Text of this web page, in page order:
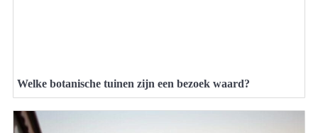
Welke botanische tuinen zijn een bezoek waard?